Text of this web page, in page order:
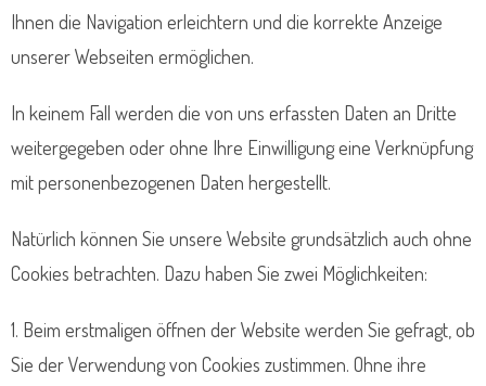
Ihnen die Navigation erleichtern und die korrekte Anzeige
unserer Webseiten ermöglichen.
In keinem Fall werden die von uns erfassten Daten an Dritte
weitergegeben oder ohne Ihre Einwilligung eine Verknüpfung
mit personenbezogenen Daten hergestellt.
Natürlich können Sie unsere Website grundsätzlich auch ohne
Cookies betrachten. Dazu haben Sie zwei Möglichkeiten:
1. Beim erstmaligen öffnen der Website werden Sie gefragt, ob
Sie der Verwendung von Cookies zustimmen. Ohne ihre